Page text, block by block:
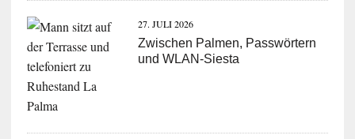
27. JULI 2026
Zwischen Palmen, Passwörtern
und WLAN-Siesta